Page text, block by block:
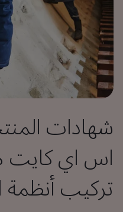
شهادات
اس اي كايت
تركيب أنظمة